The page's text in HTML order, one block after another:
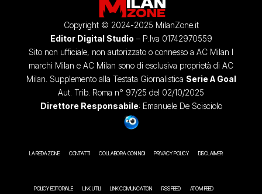
Copyright © 2024-2025 MilanZone.it
Editor Digital Studio – P.Iva 01742970559
Sito non ufficiale, non autorizzato o connesso a AC Milan I
marchi Milan e AC Milan sono di esclusiva proprietà di AC
Milan. Supplemento alla Testata Giornalistica Serie A Goal
Aut. Trib. Roma n° 97/25 del 02/10/2025
Direttore Responsabile: Emanuele De Scisciolo
LA REDAZIONE CONTATTI COLLABORA CON NOI PRIVACY POLICY DISCLAIMER
POLICY EDITORIALE LINK UTILI LINK COMUNICATION RSS FEED ATOM FEED